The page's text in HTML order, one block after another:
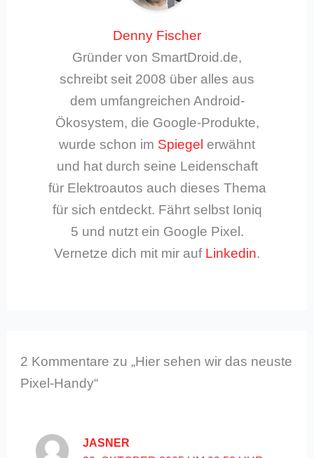
Denny Fischer
Gründer von SmartDroid.de,
schreibt seit 2008 über alles aus
dem umfangreichen Android-
Ökosystem, die Google-Produkte,
wurde schon im Spiegel erwähnt
und hat durch seine Leidenschaft
für Elektroautos auch dieses Thema
für sich entdeckt. Fährt selbst Ioniq
5 und nutzt ein Google Pixel.
Vernetze dich mit mir auf Linkedin.
2 Kommentare zu „Hier sehen wir das neuste
Pixel-Handy“
JASNER